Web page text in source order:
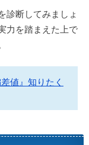
診断してみましょ
力を踏まえた上で
値』知りたく